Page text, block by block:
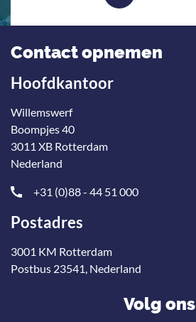
Contact opnemen
Hoofdkantoor
Willemswerf
Boompjes 40
3011 XB Rotterdam
Nederland
+31 (0)88 - 44 51 000
Postadres
3001 KM Rotterdam
Postbus 23541, Nederland
Volg ons